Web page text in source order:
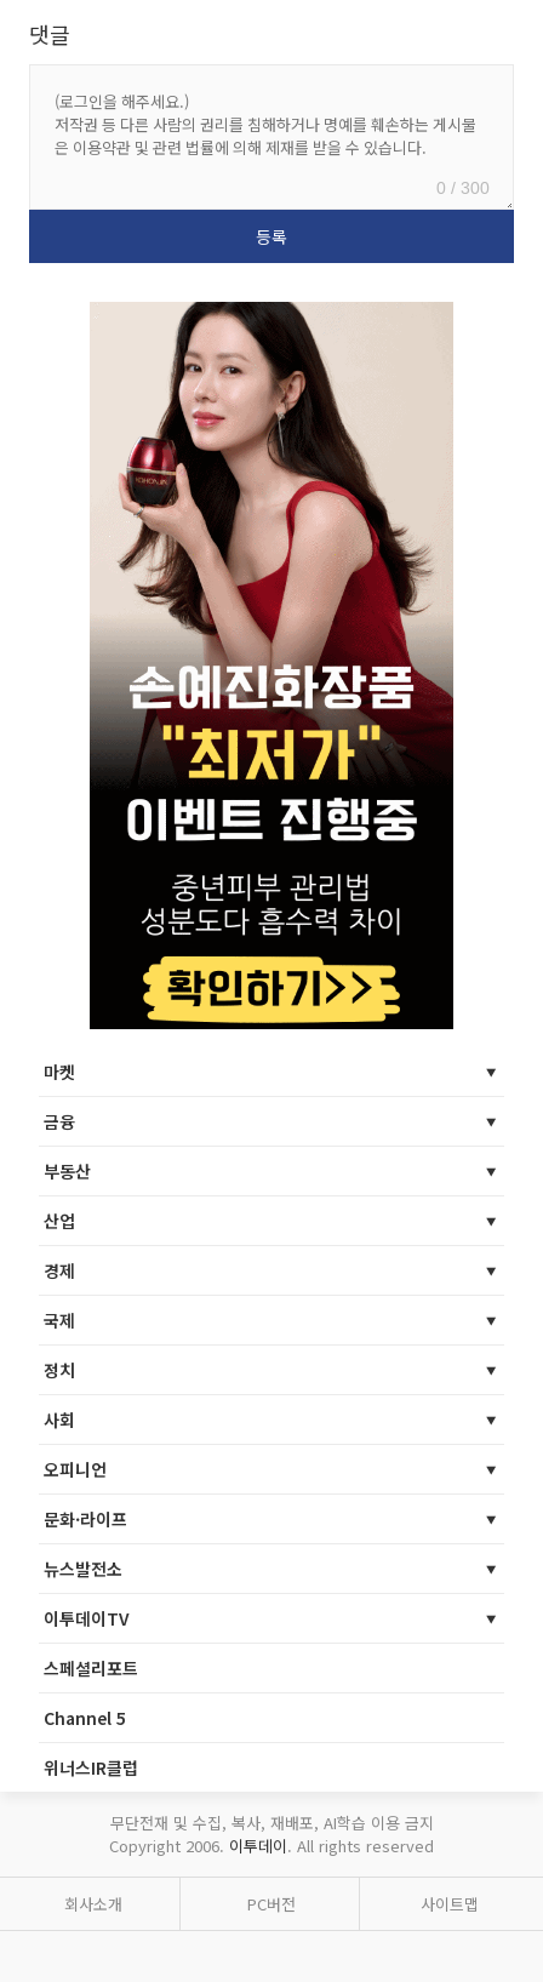
댓글
0 / 300
마켓
금융
부동산
산업
경제
국제
정치
사회
오피니언
문화·라이프
뉴스발전소
이투데이TV
스페셜리포트
Channel 5
위너스IR클럽
무단전재 및 수집, 복사, 재배포, AI학습 이용 금지
Copyright 2006. 이투데이. All rights reserved
회사소개 PC버전 사이트맵